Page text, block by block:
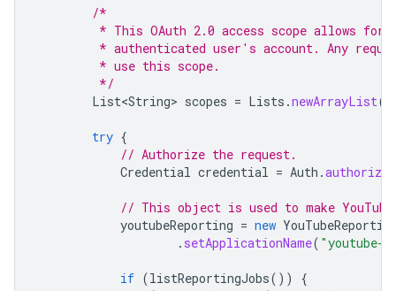
/*
* This OAuth 2.0 access scope allows for
* authenticated user's account. Any
         * use this scope.
         */
List<String> scopes = Lists .newArrayList(
try {
// Authorize the request.
Credential credential = Auth .authorize
// This object is used to make
youtubeReporting = new
. setApplicationName( "youtube-
if (listReportingJobs())
{